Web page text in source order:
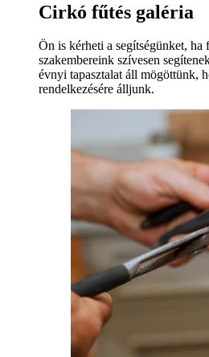
Cirkó fűtés galéria
Ön is kérheti a segítségünket, ha
szakembereink szívesen
évnyi tapasztalat áll mögöttünk,
rendelkezésére álljunk.